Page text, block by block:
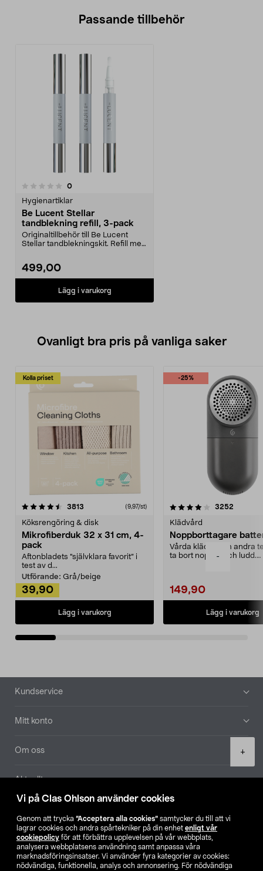
Vi på Clas Ohlson använder cookies
Genom att trycka ”Acceptera alla cookies” samtycker du till att vi
lagrar cookies och andra spårtekniker på din enhet enligt vår
cookiepolicy för att förbättra upplevelsen på vår webbplats,
analysera webbplatsens användning samt anpassa våra
marknadsföringsinsatser. Vi använder fyra kategorier av cookies:
nödvändiga, funktionella, analys och annonsering. För nödvändiga
-
+
Passande tillbehör
0recensioner
Hygienartiklar
Be Lucent Stellar
tandblekning refill, 3-pack
Originaltillbehör till Be Lucent
Stellar tandblekningskit. Refill med
499,00
Lägg i varukorg
Ovanligt bra pris på vanliga saker
Kolla priset
3813 (9,97/st)
Köksrengöring & disk
Mikrofiberduk 32 x 31 cm, 4-
pack
Aftonbladets "självklara favorit” i
test av d...
Utförande: Grå/beige
39,90
Lägg i varukorg
-25%
4.0av 5 stjärnor 3252
Klädvård
Noppborttagare
Vårda kläder och andra
ta bort noppor och ludd.
149,90
Lägg i varukorg
4.5av 5 stjärnor
Sidfot
Kundservice
Mitt konto
Om oss
Aktuellt
Hitta butik
SE NO FI